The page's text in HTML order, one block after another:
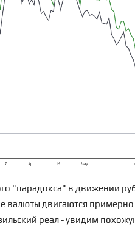
"парадокса" в движении
валюты двигаются
реал - увидим